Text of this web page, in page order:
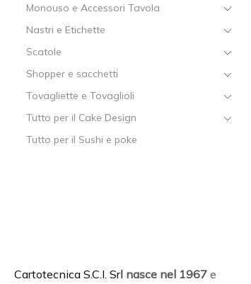
Monouso e Accessori Tavola
Nastri e Etichette
Scatole
Shopper e sacchetti
Tovagliette e Tovaglioli
Tutto per il Cake Design
Tutto per il Sushi e poke
Cartotecnica S.C.I. Srl nasce nel 1967 e